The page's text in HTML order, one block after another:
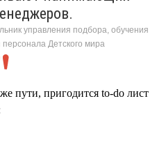
управления подбора, обучения
персонала Детского мира
пути, пригодится to-do лист